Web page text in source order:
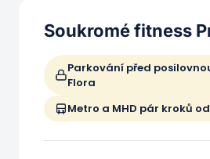
Soukromé fitness
Parkování před
Flora
Metro a MHD pár kroků